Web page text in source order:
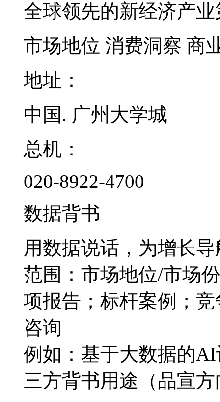
全球领先的新经济产
市场地位 消费洞察 商
地址：
中国. 广州大学城
总机：
020-8922-4700
数据背书
用数据说话，为增长导
范围：市场地位/市场
项报告；标杆案例；
咨询
例如：基于大数据的
三方背书用途（品宣